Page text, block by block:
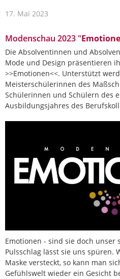
17. Mai 2023
Modenschau 2023 "
Die Absolventinnen und
Mode und Design präsentieren
>>Emotionen<<. Unterstützt
Meisterschülerinnen des
Schülerinnen und Schülern des
Ausbildungsjahres des
Emotionen - sind sie doch unser
Pulsschlag lässt sie uns spüren.
Maske versteckt, so kann man
Gefühlswelt wieder ein Gesicht